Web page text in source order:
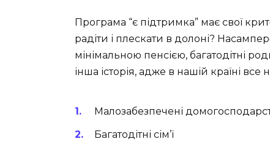
Програма “є підтримка” має свої
радіти і плескати в долоні?
мінімальною пенсією, багатодітні
інша історія, адже в нашій країні все
Малозабезпечені
Багатодітні сім’ї